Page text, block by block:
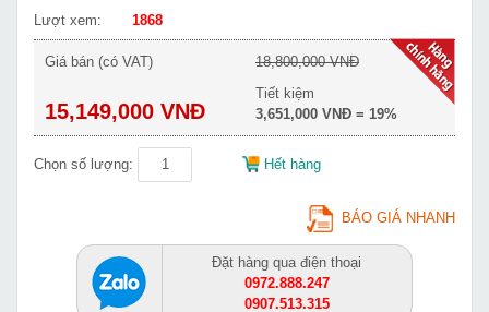
Lượt xem:
1868
Giá bán (có VAT)
15,149,000 VNĐ
18,800,000 VNĐ
Tiết kiệm
3,651,000 VNĐ = 19%
Chọn số lượng: Hết hàng
BÁO GIÁ NHANH
Đặt hàng qua điện thoại
0972.888.247
0907.513.315